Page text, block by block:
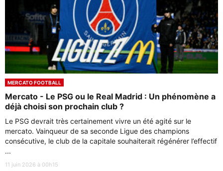
MERCATO FOOTBALL
Mercato - Le PSG ou le Real Madrid : Un phénomène a
déjà choisi son prochain club ?
Le PSG devrait très certainement vivre un été agité sur le
mercato. Vainqueur de sa seconde Ligue des champions
consécutive, le club de la capitale souhaiterait régénérer l’effectif
...
11 juin 2026 à 00h15